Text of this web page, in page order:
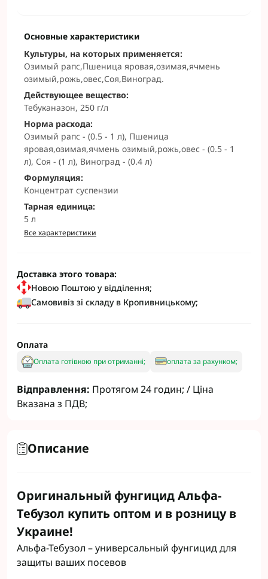
Основные характеристики
Культуры, на которых применяется:
Озимый рапс,Пшеница яровая,озимая,ячмень
озимый,рожь,овес,Соя,Виноград.
Действующее вещество:
Тебуканазон, 250 г/л
Норма расхода:
Озимый рапс - (0.5 - 1 л), Пшеница
яровая,озимая,ячмень озимый,рожь,овес - (0.5 - 1
л), Соя - (1 л), Виноград - (0.4 л)
Формуляция:
Концентрат суспензии
Тарная единица:
5 л
Все характеристики
Доставка этого товара:
Новою Поштою у відділення;
Самовивіз зі складу в Кропивницькому;
Оплата
Оплата готівкою при отриманні; оплата за рахунком;
Відправлення: Протягом 24 годин; / Ціна
Вказана з ПДВ;
Описание
Оригинальный фунгицид Альфа-
Тебузол купить оптом и в розницу в
Украине!
Альфа-Тебузол – универсальный фунгицид для
защиты ваших посевов